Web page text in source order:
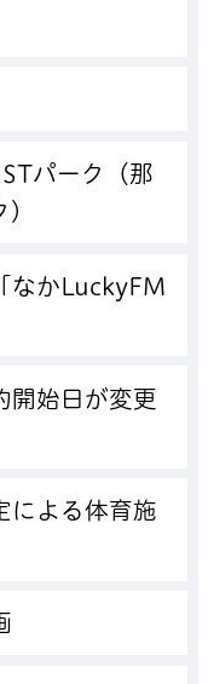
パーク（那
なかLuckyFM
開始日が変更
による体育施